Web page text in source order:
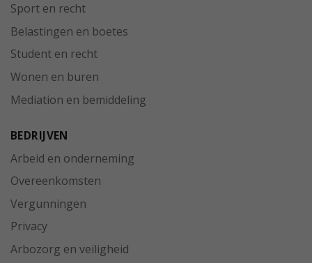
Sport en recht
Belastingen en boetes
Student en recht
Wonen en buren
Mediation en bemiddeling
BEDRIJVEN
Arbeid en onderneming
Overeenkomsten
Vergunningen
Privacy
Arbozorg en veiligheid